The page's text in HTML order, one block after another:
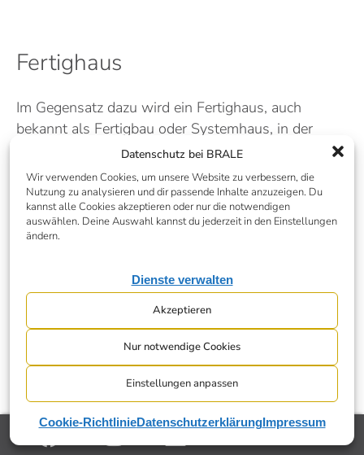
Datenschutz bei BRALE
Wir verwenden Cookies, um unsere Website zu verbessern, die
Nutzung zu analysieren und dir passende Inhalte anzuzeigen. Du
kannst alle Cookies akzeptieren oder nur die notwendigen
auswählen. Deine Auswahl kannst du jederzeit in den Einstellungen
ändern.
Dienste verwalten
Akzeptieren
Nur notwendige Cookies
Einstellungen anpassen
Cookie-RichtlinieDatenschutzerklärungImpressum
Fertighaus
Im Gegensatz dazu wird ein Fertighaus, auch
bekannt als Fertigbau oder Systemhaus, in der
Regel in einer Fabrik oder einem Werk vorgefertigt
und dann auf der Baustelle montiert. Die einzelnen
Bauelemente wie Wände, Decken und das Dach
werden bei der Fertigbauweise in der Fabrik
industriell gefertigt und zur Baustelle transportiert,
Fertigbauweise ist in der Regel etwas schneller als
bei einem Massivhaus, da viele der Bauelemente
bereits vorgefertigt sind und die Montage auf der
Baustelle weniger Zeit in Anspruch nimmt. Ein
Fertighaus wird häufig schlüsselfertig übergeben,
wobei die individuelle Planung weniger flexibel ist.
Allerdings erfolgt die Planung und Gestaltung
eines Fertighauses oft anhand von vorgegebenen
Bauplänen und Designoptionen, was weniger